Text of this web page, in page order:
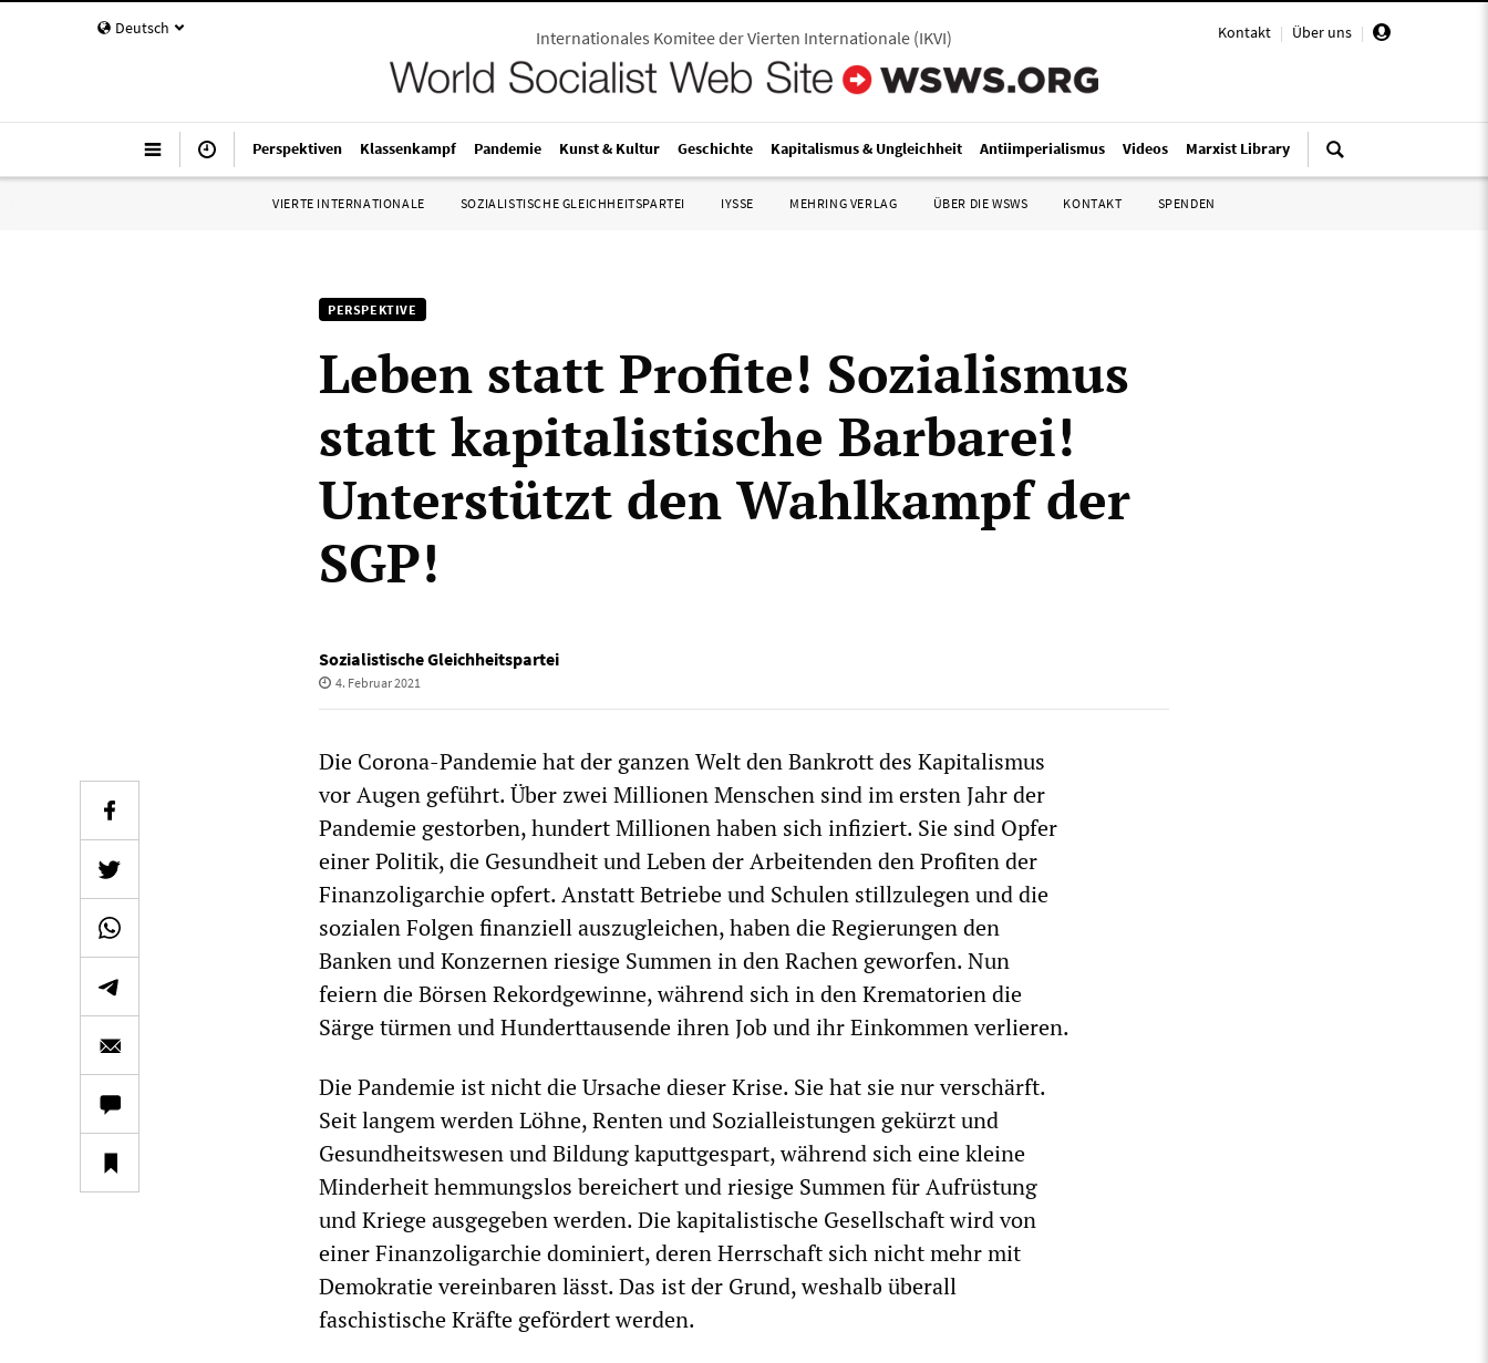
Deutsch Kontakt | Über uns |
Internationales Komitee der Vierten Internationale (IKVI)
Perspektiven Klassenkampf Pandemie Kunst & Kultur Geschichte Kapitalismus & Ungleichheit Antiimperialismus Videos Marxist Library
VIERTE INTERNATIONALE SOZIALISTISCHE GLEICHHEITSPARTEI IYSSE MEHRING VERLAG ÜBER DIE WSWS KONTAKT SPENDEN
PERSPEKTIVE
Leben statt Profite! Sozialismus
statt kapitalistische Barbarei!
Unterstützt den Wahlkampf der
SGP!
Sozialistische Gleichheitspartei
4. Februar 2021
Die Corona-Pandemie hat der ganzen Welt den Bankrott des Kapitalismus
vor Augen geführt. Über zwei Millionen Menschen sind im ersten Jahr der
Pandemie gestorben, hundert Millionen haben sich infiziert. Sie sind Opfer
einer Politik, die Gesundheit und Leben der Arbeitenden den Profiten der
Finanzoligarchie opfert. Anstatt Betriebe und Schulen stillzulegen und die
sozialen Folgen finanziell auszugleichen, haben die Regierungen den
Banken und Konzernen riesige Summen in den Rachen geworfen. Nun
feiern die Börsen Rekordgewinne, während sich in den Krematorien die
Särge türmen und Hunderttausende ihren Job und ihr Einkommen verlieren.
Die Pandemie ist nicht die Ursache dieser Krise. Sie hat sie nur verschärft.
Seit langem werden Löhne, Renten und Sozialleistungen gekürzt und
Gesundheitswesen und Bildung kaputtgespart, während sich eine kleine
Minderheit hemmungslos bereichert und riesige Summen für Aufrüstung
und Kriege ausgegeben werden. Die kapitalistische Gesellschaft wird von
einer Finanzoligarchie dominiert, deren Herrschaft sich nicht mehr mit
Demokratie vereinbaren lässt. Das ist der Grund, weshalb überall
faschistische Kräfte gefördert werden.